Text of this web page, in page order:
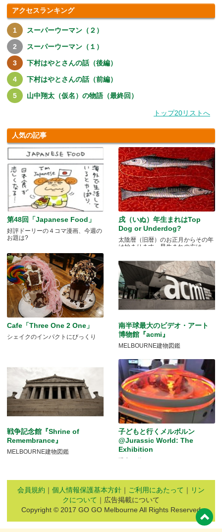
アクセスランキング
スーパーウーマン（２）
スーパーウーマン（１）
下村はやとさんの話（後編）
下村はやとさんの話（前編）
山中翔太（仮名）の物語（最終回）
トップ20リストへ
人気の記事
第48回「Japanese Food」
好評ドーリーの４コマ漫画、今週の
お題は?
戌（いぬ）年生まれはTop
Dog or Underdog?
太陰暦（旧暦）のお正月からその年
は始まります。早生まれの方は.....
Cafe「Three One 2 One」
シェイクのインパクトにびっくり
南半球最大のビデオ・アート
博物館『acmi』
MELBOURNE建物図鑑
戦争記念館『Shrine of
Remembrance』
MELBOURNE建物図鑑
子どもと行くメルボルン
@Jurassic World: The
Exhibition
会員規約 ｜ 個人情報保護基本方針 ｜ ご利用にあたって ｜ リン
クについて ｜広告掲載について
Copyright © 2017 GO GO Melbourne All Rights Reserved